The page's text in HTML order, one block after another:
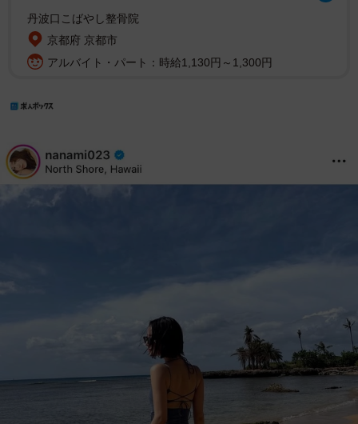
丹波口こばやし整骨院
京都府 京都市
アルバイト・パート：時給1,130円～1,300円